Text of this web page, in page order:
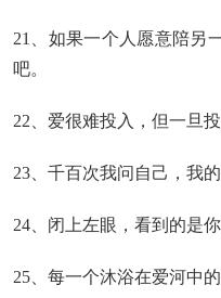
21、如果一个人愿意陪另
吧。
22、爱很难投入，但一旦
23、千百次我问自己，我
24、闭上左眼，看到的是
25、每一个沐浴在爱河中的